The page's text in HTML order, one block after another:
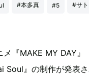
#本多真 #5 #サ
『MAKE MY DAY』
Soul』の制作が発表さ